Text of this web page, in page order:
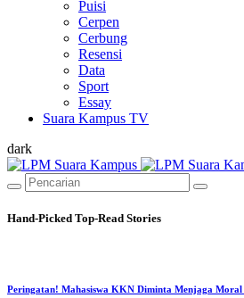
Puisi
Cerpen
Cerbung
Resensi
Data
Sport
Essay
Suara Kampus TV
dark
Hand-Picked Top-Read Stories
Peringatan! Mahasiswa KKN Diminta Menjaga